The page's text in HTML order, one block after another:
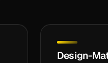
Design-